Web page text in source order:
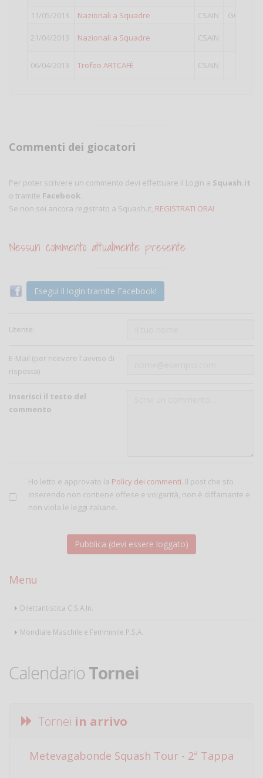
11/05/2013 Nazionali a Squadre CSAIN GOLD
21/04/2013 Nazionali a Squadre CSAIN
06/04/2013 Trofeo ARTCAFÈ CSAIN
Commenti dei giocatori
Per poter scrivere un commento devi effettuare il Login a Squash.it
o tramite Facebook.
Se non sei ancora registrato a Squash.it, REGISTRATI ORA!
Nessun commento attualmente presente
Esegui il login tramite Facebook!
Utente:
E-Mail (per ricevere l'avviso di
risposta)
Inserisci il testo del
commento
Ho letto e approvato la Policy dei commenti. Il post che sto
inserendo non contiene offese e volgarità, non è diffamante e
non viola le leggi italiane.
Menu
Dilettantistica C.S.A.In.
Mondiale Maschile e Femminile P.S.A.
Calendario Tornei
Tornei in arrivo
Metevagabonde Squash Tour - 2ª Tappa